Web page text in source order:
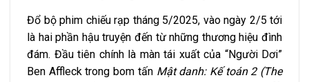
Đổ bộ phim chiếu rạp tháng 5/2025, vào ngày 2/5 tới
là hai phần hậu truyện đến từ những thương hiệu đình
đám. Đầu tiên chính là màn tái xuất của “Người Dơi”
Ben Affleck trong bom tấn Mật danh: Kế toán 2 (The